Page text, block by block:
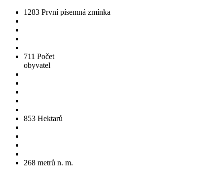
1283 První písemná zmínka
711 Počet
obyvatel
853 Hektarů
268 metrů n. m.